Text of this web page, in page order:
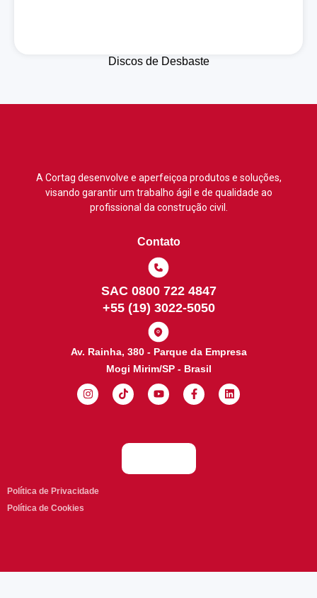
Discos de Desbaste
A Cortag desenvolve e aperfeiçoa produtos e soluções,
visando garantir um trabalho ágil e de qualidade ao
profissional da construção civil.
Contato
SAC 0800 722 4847
+55 (19) 3022-5050
Av. Rainha, 380 - Parque da Empresa
Mogi Mirim/SP - Brasil
Política de Privacidade
Política de Cookies